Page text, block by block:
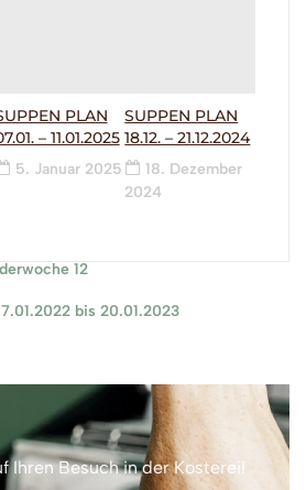
PLAN
– 11.01.2025
5. Januar 2025
SUPPEN PLAN
18.12. – 21.12.2024
18. Dezember
2024
12
bis 20.01.2023
Ihren Besuch in der Kosterei!